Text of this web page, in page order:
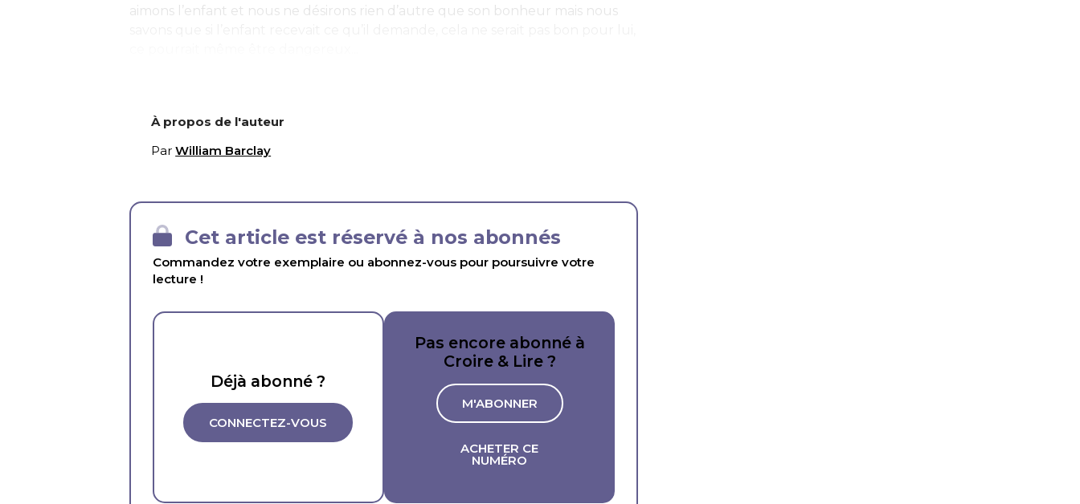
aimons l’enfant et nous ne désirons rien d’autre que son bonheur mais nous
À propos de l'auteur
ParWilliam Barclay
Cet article est réservé à nos abonnés
Commandez votre exemplaire ou abonnez-vous pour poursuivre votre
lecture !
Déjà abonné ?
CONNECTEZ-VOUS
Pas encore abonné à
Croire & Lire ?
M'ABONNER
ACHETER CE
NUMÉRO